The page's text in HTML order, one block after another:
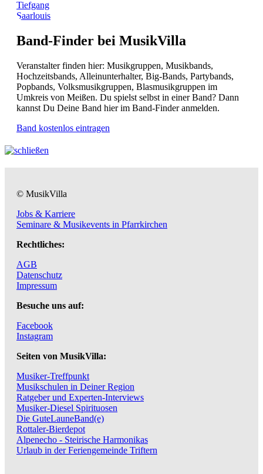
Tiefgang
Saarlouis
Band-Finder bei MusikVilla
Veranstalter finden hier: Musikgruppen, Musikbands,
Hochzeitsbands, Alleinunterhalter, Big-Bands, Partybands,
Popbands, Volksmusikgruppen, Blasmusikgruppen im
Umkreis von Meißen. Du spielst selbst in einer Band? Dann
kannst Du Deine Band hier im Band-Finder anmelden.
Band kostenlos eintragen
© MusikVilla
Jobs & Karriere
Seminare & Musikevents in Pfarrkirchen
Rechtliches:
AGB
Datenschutz
Impressum
Besuche uns auf:
Facebook
Instagram
Seiten von MusikVilla:
Musiker-Treffpunkt
Musikschulen in Deiner Region
Ratgeber und Experten-Interviews
Musiker-Diesel Spirituosen
Die GuteLauneBand(e)
Rottaler-Bierdepot
Alpenecho - Steirische Harmonikas
Urlaub in der Feriengemeinde Triftern